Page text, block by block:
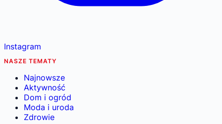
Instagram
NASZE TEMATY
Najnowsze
Aktywność
Dom i ogród
Moda i uroda
Zdrowie